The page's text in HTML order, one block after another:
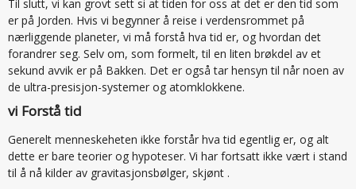
Til slutt, vi kan grovt sett si at tiden for oss at det er den tid som
er på Jorden. Hvis vi begynner å reise i verdensrommet på
nærliggende planeter, vi må forstå hva tid er, og hvordan det
forandrer seg. Selv om, som formelt, til en liten brøkdel av et
sekund avvik er på Bakken. Det er også tar hensyn til når noen av
de ultra-presisjon-systemer og atomklokkene.
vi Forstå tid
Generelt menneskeheten ikke forstår hva tid egentlig er, og alt
dette er bare teorier og hypoteser. Vi har fortsatt ikke vært i stand
til å nå kilder av gravitasjonsbølger, skjønt .